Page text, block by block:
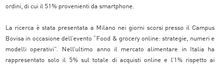
ordini, di cui il 51% provenienti da smartphone.
La ricerca è stata presentata a Milano nei giorni scorsi presso il Campus
Bovisa in occasione dell’evento “Food & grocery online: strategie, numeri e
modelli operativi”. Nell’ultimo anno il mercato alimentare in Italia ha
rappresentato solo il 5% sul totale di acquisti online e l’1% rispetto ai